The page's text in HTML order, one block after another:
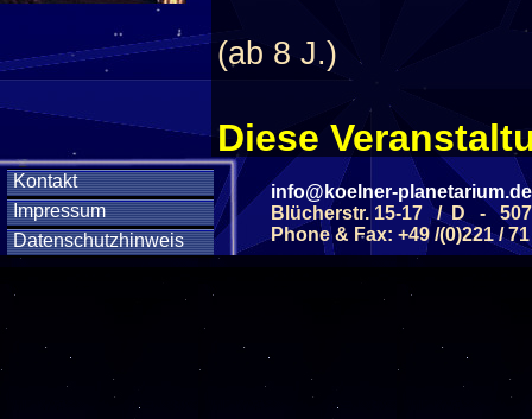
Kontakt
Impressum
Datenschutzhinweis
(ab 8 J.)
Diese
Klicken Sie Hier
Diese
Wochentag
SAMSTAG
info@koelner-planetarium.de
Blücherstr. 15-17 / D -
Phone & Fax: +49 /(0)221 /